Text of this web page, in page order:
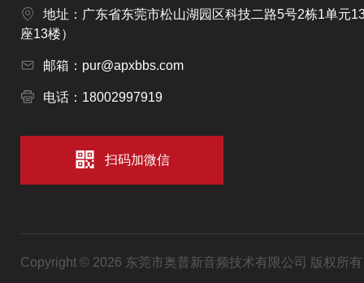
地址：广东省东莞市松山湖园区科技二路5号2栋1单元
座13楼）
邮箱：pur@apxbbs.com
电话：18002997919
扫码加微信
Copyright © 2026 东莞市奥普新音频技术有限公司 版权所有